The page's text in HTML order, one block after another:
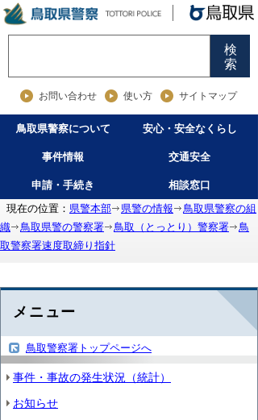
検
索
お問い合わせ 使い方 サイトマップ
鳥取県警察について 安心・安全なくらし
事件情報 交通安全
申請・手続き
相談窓口
現在の位置： 県警本部 県警の情報
鳥取県警察の組
織
鳥取県警の警察署 鳥取（とっとり）警察署
鳥
取警察署速度取締り指針
メニュー
鳥取警察署トップページへ
事件・事故の発生状況（統計）
お知らせ